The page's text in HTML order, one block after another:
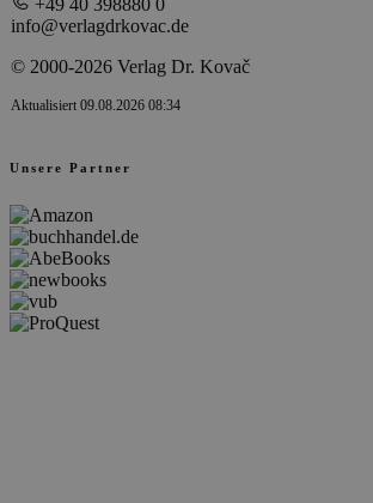
+49 40 398880 0
info@verlagdrkovac.de
© 2000-2026 Verlag Dr. Kovač
Aktualisiert 09.08.2026 08:34
Unsere Partner